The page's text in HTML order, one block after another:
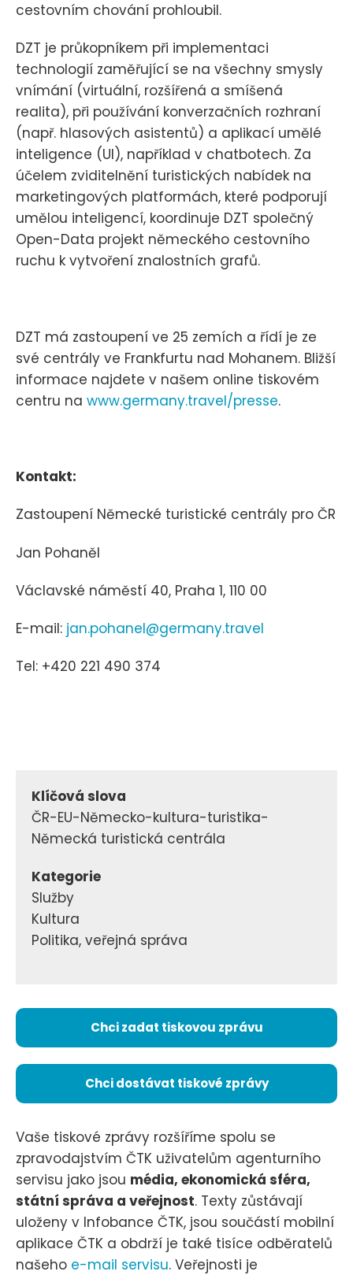
cestovním chování prohloubil.
DZT je průkopníkem při implementaci
technologií zaměřující se na všechny smysly
vnímání (virtuální, rozšířená a smíšená
realita), při používání konverzačních rozhraní
(např. hlasových asistentů) a aplikací umělé
inteligence (UI), například v chatbotech. Za
účelem zviditelnění turistických nabídek na
marketingových platformách, které podporují
umělou inteligencí, koordinuje DZT společný
Open-Data projekt německého cestovního
ruchu k vytvoření znalostních grafů.
DZT má zastoupení ve 25 zemích a řídí je ze
své centrály ve Frankfurtu nad Mohanem. Bližší
informace najdete v našem online tiskovém
centru na www.germany.travel/presse.
Kontakt:
Zastoupení Německé turistické centrály pro ČR
Jan Pohaněl
Václavské náměstí 40, Praha 1, 110 00
E-mail: jan.pohanel@germany.travel
Tel: +420 221 490 374
Klíčová slova
ČR-EU-Německo-kultura-turistika-
Německá turistická centrála
Kategorie
Služby
Kultura
Politika, veřejná správa
Chci zadat tiskovou zprávu
Chci dostávat tiskové zprávy
Vaše tiskové zprávy rozšíříme spolu se
zpravodajstvím ČTK uživatelům agenturního
servisu jako jsou média, ekonomická sféra,
státní správa a veřejnost. Texty zůstávají
uloženy v Infobance ČTK, jsou součástí mobilní
aplikace ČTK a obdrží je také tisíce odběratelů
našeho e-mail servisu. Veřejnosti je